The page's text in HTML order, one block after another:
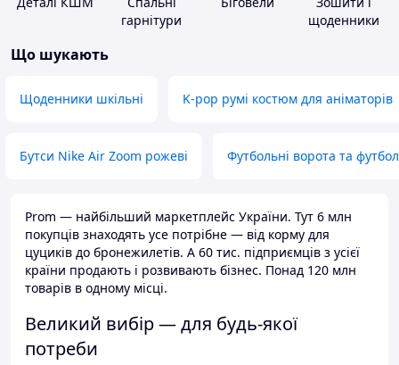
гарнітури
щоденники
Що шукають
Щоденники шкільні K-pop румі костюм для аніматорів
Бутси Nike Air Zoom рожеві Футбольні ворота та
Prom — найбільший маркетплейс України. Тут 6 млн
покупців знаходять усе потрібне — від корму для
цуциків до бронежилетів. А 60 тис. підприємців з усієї
країни продають і розвивають бізнес. Понад 120 млн
товарів в одному місці.
Великий вибір — для будь-якої
потреби